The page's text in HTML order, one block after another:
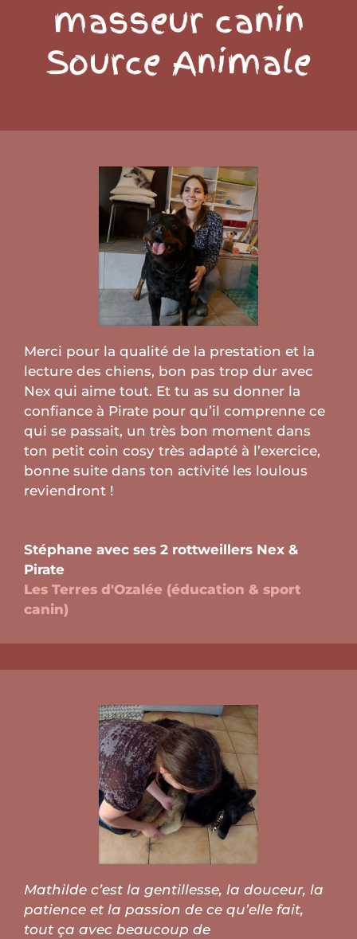
masseur canin
Source Animale
Merci pour la qualité de la prestation et la
lecture des chiens, bon pas trop dur avec
Nex qui aime tout. Et tu as su donner la
confiance à Pirate pour qu’il comprenne ce
qui se passait, un très bon moment dans
ton petit coin cosy très adapté à l’exercice,
bonne suite dans ton activité les loulous
reviendront !
Stéphane avec ses 2 rottweillers Nex &
Pirate
Les Terres d'Ozalée (éducation & sport
canin)
Mathilde c’est la gentillesse, la douceur, la
patience et la passion de ce qu’elle fait,
tout ça avec beaucoup de